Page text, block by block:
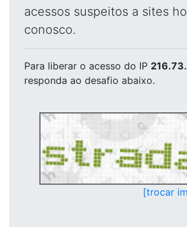
acessos suspeitos a sites
conosco.
Para liberar o acesso do IP
responda ao desafio abaixo.
[trocar